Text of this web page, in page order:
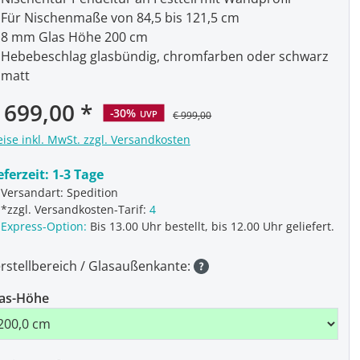
-30% UVP € 999,00
inkl. MwSt. zzgl. Versandkosten
1-3 Tage
Versandart: Spedition
*zzgl. Versandkosten-Tarif:4
Express-Option: Bis 13.00 Uhr bestellt, bis 12.00 Uhr geliefert.
Für Nischenmaße von 84,5 bis 121,5 cm
8 mm Glas Höhe 200 cm
Hebebeschlag glasbündig, chromfarben oder schwarz
matt
/ Glasaußenkante:
Höhe